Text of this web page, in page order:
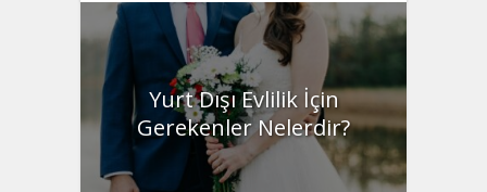
Yurt Dışı Evlilik İçin
Gerekenler Nelerdir?